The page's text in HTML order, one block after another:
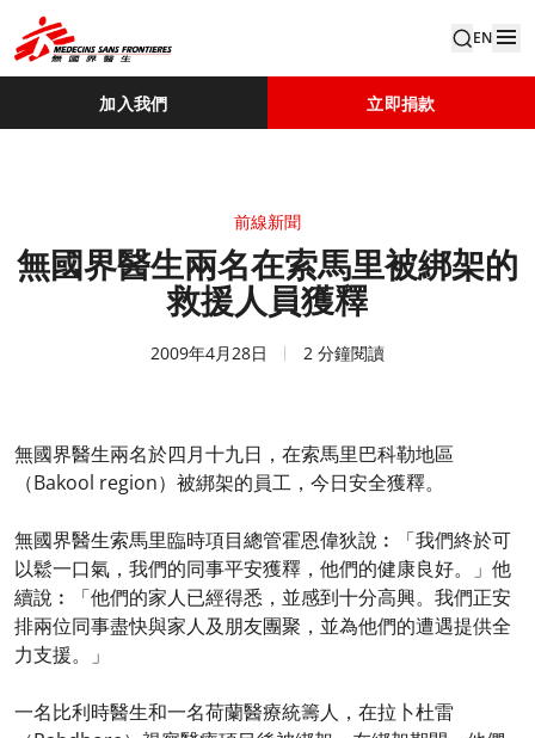
EN
加入我們 立即捐款
前線新聞
無國界醫生兩名在索馬里被綁架的
救援人員獲釋
2009年4月28日 2 分鐘閱讀
無國界醫生兩名於四月十九日，在索馬里巴科勒地區
（Bakool region）被綁架的員工，今日安全獲釋。
無國界醫生索馬里臨時項目總管霍恩偉狄說︰「我們終於可
以鬆一口氣，我們的同事平安獲釋，他們的健康良好。」他
續說︰「他們的家人已經得悉，並感到十分高興。我們正安
排兩位同事盡快與家人及朋友團聚，並為他們的遭遇提供全
力支援。」
一名比利時醫生和一名荷蘭醫療統籌人，在拉卜杜雷